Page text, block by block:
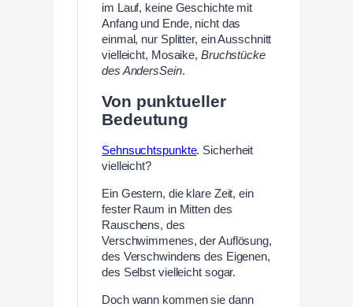
im Lauf, keine Geschichte mit
Anfang und Ende, nicht das
einmal, nur Splitter, ein Ausschnitt
vielleicht, Mosaike, Bruchstücke
des AndersSein.
Von punktueller
Bedeutung
Sehnsuchtspunkte. Sicherheit
vielleicht?
Ein Gestern, die klare Zeit, ein
fester Raum in Mitten des
Rauschens, des
Verschwimmenes, der Auflösung,
des Verschwindens des Eigenen,
des Selbst vielleicht sogar.
Doch wann kommen sie dann